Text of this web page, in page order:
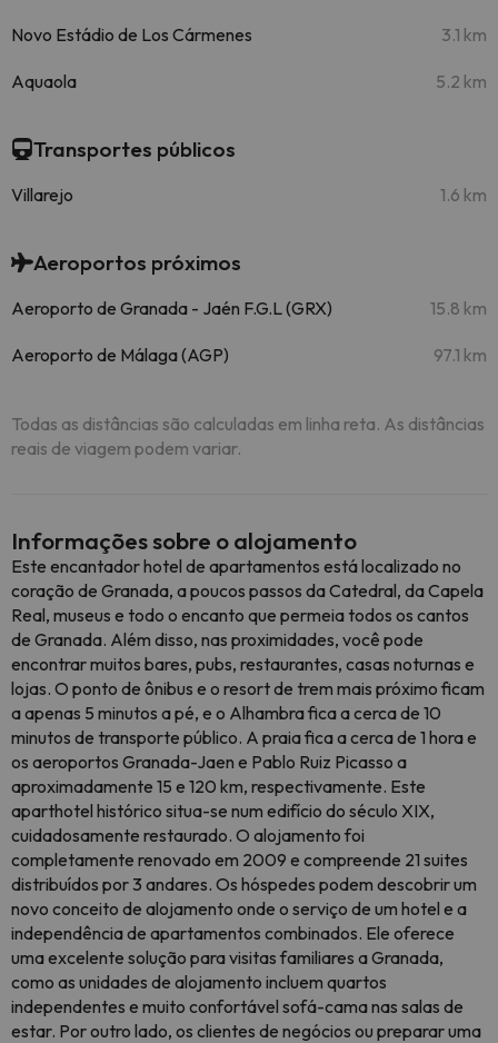
Novo Estádio de Los Cármenes 3.1 km
Aquaola 5.2 km
Transportes públicos
Villarejo 1.6 km
Aeroportos próximos
Aeroporto de Granada - Jaén F.G.L (GRX) 15.8 km
Aeroporto de Málaga (AGP) 97.1 km
Todas as distâncias são calculadas em linha reta. As distâncias
reais de viagem podem variar.
Informações sobre o alojamento
Este encantador hotel de apartamentos está localizado no
coração de Granada, a poucos passos da Catedral, da Capela
Real, museus e todo o encanto que permeia todos os cantos
de Granada. Além disso, nas proximidades, você pode
encontrar muitos bares, pubs, restaurantes, casas noturnas e
lojas. O ponto de ônibus e o resort de trem mais próximo ficam
a apenas 5 minutos a pé, e o Alhambra fica a cerca de 10
minutos de transporte público. A praia fica a cerca de 1 hora e
os aeroportos Granada-Jaen e Pablo Ruiz Picasso a
aproximadamente 15 e 120 km, respectivamente. Este
aparthotel histórico situa-se num edifício do século XIX,
cuidadosamente restaurado. O alojamento foi
completamente renovado em 2009 e compreende 21 suites
distribuídos por 3 andares. Os hóspedes podem descobrir um
novo conceito de alojamento onde o serviço de um hotel e a
independência de apartamentos combinados. Ele oferece
uma excelente solução para visitas familiares a Granada,
como as unidades de alojamento incluem quartos
independentes e muito confortável sofá-cama nas salas de
estar. Por outro lado, os clientes de negócios ou preparar uma